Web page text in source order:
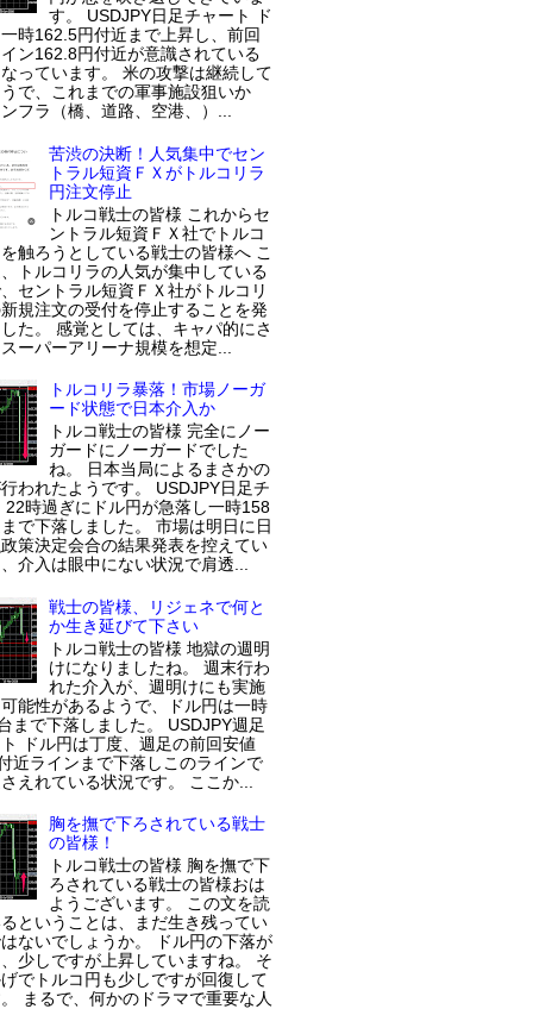
す。 USDJPY日足チャート ド
時162.5円付近まで上昇し、前回
ン162.8円付近が意識されている
っています。 米の攻撃は継続して
で、これまでの軍事施設狙いか
フラ（橋、道路、空港、）...
苦渋の決断！人気集中でセン
トラル短資ＦＸがトルコリラ
円注文停止
トルコ戦士の皆様 これからセ
ントラル短資ＦＸ社でトルコ
触ろうとしている戦士の皆様へ こ
トルコリラの人気が集中している
セントラル短資ＦＸ社がトルコリ
規注文の受付を停止することを発
た。 感覚としては、キャパ的にさ
ーパーアリーナ規模を想定...
トルコリラ暴落！市場ノーガ
ード状態で日本介入か
トルコ戦士の皆様 完全にノー
ガードにノーガードでした
ね。 日本当局によるまさかの
われたようです。 USDJPY日足チ
22時過ぎにドル円が急落し一時158
で下落しました。 市場は明日に日
策決定会合の結果発表を控えてい
介入は眼中にない状況で肩透...
戦士の皆様、リジェネで何と
か生き延びて下さい
トルコ戦士の皆様 地獄の週明
けになりましたね。 週末行わ
れた介入が、週明けにも実施
能性があるようで、ドル円は一時
まで下落しました。 USDJPY週足
ドル円は丁度、週足の前回安値
近ラインまで下落しこのラインで
えれている状況です。 ここか...
胸を撫で下ろされている戦士
の皆様！
トルコ戦士の皆様 胸を撫で下
ろされている戦士の皆様おは
ようございます。 この文を読
ということは、まだ生き残ってい
ないでしょうか。 ドル円の下落が
少しですが上昇していますね。 そ
でトルコ円も少しですが回復して
まるで、何かのドラマで重要な人